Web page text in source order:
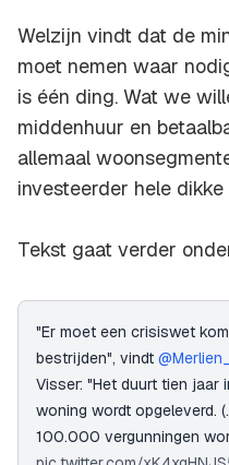
Welzijn vindt dat de
moet nemen waar
is één ding. Wat we
middenhuur en
allemaal
investeerder hele
Tekst gaat verder
"Er moet een crisiswet
bestrijden", vindt
Visser: "Het duurt tien jaar
woning wordt opgeleverd.
100.000 vergunningen